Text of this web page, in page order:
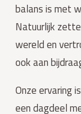
balans is met
Natuurlijk
wereld en
ook aan
Onze ervaring
een dagdeel